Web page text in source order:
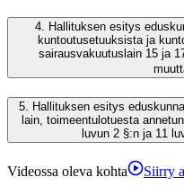
4. Hallituksen esitys
kuntoutusetuuksista ja
sairausvakuutuslain 15 ja
5. Hallituksen esitys
lain, toimeentulotuesta
luvun 2 §:n ja 11
Videossa oleva kohta Siirry